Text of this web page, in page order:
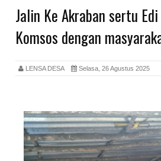
Jalin Ke Akraban sertu
Komsos dengan
LENSA DESA Selasa, 26 Agustus 2025